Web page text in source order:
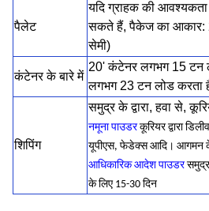
पैलेट
यदि ग्राहक की
सकते हैं, पैकेज का आकार:
सेमी)
कंटेनर के बारे में
20' कंटेनर लगभग 15 टन
लगभग 23 टन लोड करता
शिपिंग
समुद्र के द्वारा, हवा से,
नमूना पाउडरकूरियर द्वारा
यूपीएस, फेडेक्स आदि। आगमन के
आधिकारिक आदेश पाउडरसमुद्र
के लिए 15-30 दिन